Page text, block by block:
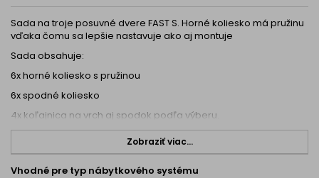
Sada na troje posuvné dvere FAST S. Horné koliesko má pružinu
vďaka čomu sa lepšie nastavuje ako aj montuje
Sada obsahuje:
6x horné koliesko s pružinou
6x spodné koliesko
4x koľajnica na vrch aj spodok podľa výberu.
Zobraziť viac...
Vhodné pre typ nábytkového systému